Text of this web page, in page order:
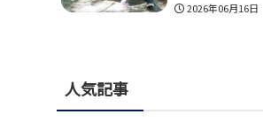
2026年06月16日
人気記事